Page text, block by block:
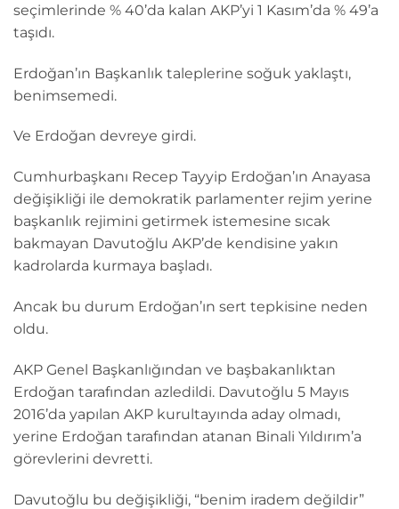
seçimlerinde % 40’da kalan AKP’yi 1 Kasım’da % 49’a
taşıdı.
Erdoğan’ın Başkanlık taleplerine soğuk yaklaştı,
benimsemedi.
Ve Erdoğan devreye girdi.
Cumhurbaşkanı Recep Tayyip Erdoğan’ın Anayasa
değişikliği ile demokratik parlamenter rejim yerine
başkanlık rejimini getirmek istemesine sıcak
bakmayan Davutoğlu AKP’de kendisine yakın
kadrolarda kurmaya başladı.
Ancak bu durum Erdoğan’ın sert tepkisine neden
oldu.
AKP Genel Başkanlığından ve başbakanlıktan
Erdoğan tarafından azledildi. Davutoğlu 5 Mayıs
2016’da yapılan AKP kurultayında aday olmadı,
yerine Erdoğan tarafından atanan Binali Yıldırım’a
görevlerini devretti.
Davutoğlu bu değişikliği, “benim iradem değildir”